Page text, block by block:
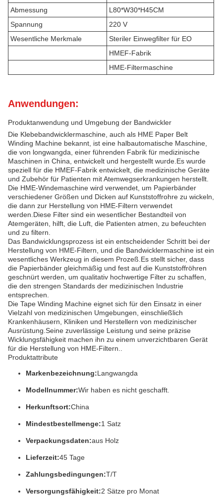
Abmessung
L80*W30*H45CM
Spannung
220 V
Wesentliche Merkmale
Steriler Einwegfilter für EO
HMEF-Fabrik
HME-Filtermaschine
Anwendungen:
Produktanwendung und Umgebung der Bandwickler
Die Klebebandwicklermaschine, auch als HME Paper Belt
Winding Machine bekannt, ist eine halbautomatische Maschine,
die von longwangda, einer führenden Fabrik für medizinische
Maschinen in China, entwickelt und hergestellt wurde.Es wurde
speziell für die HMEF-Fabrik entwickelt, die medizinische Geräte
und Zubehör für Patienten mit Atemwegserkrankungen herstellt.
Die HME-Windemaschine wird verwendet, um Papierbänder
verschiedener Größen und Dicken auf Kunststoffrohre zu wickeln,
die dann zur Herstellung von HME-Filtern verwendet
werden.Diese Filter sind ein wesentlicher Bestandteil von
Atemgeräten, hilft, die Luft, die Patienten atmen, zu befeuchten
und zu filtern.
Das Bandwicklungsprozess ist ein entscheidender Schritt bei der
Herstellung von HME-Filtern, und die Bandwicklermaschine ist ein
wesentliches Werkzeug in diesem Prozeß.Es stellt sicher, dass
die Papierbänder gleichmäßig und fest auf die Kunststoffröhren
geschnürt werden, um qualitativ hochwertige Filter zu schaffen,
die den strengen Standards der medizinischen Industrie
entsprechen.
Die Tape Winding Machine eignet sich für den Einsatz in einer
Vielzahl von medizinischen Umgebungen, einschließlich
Krankenhäusern, Kliniken und Herstellern von medizinischer
Ausrüstung.Seine zuverlässige Leistung und seine präzise
Wicklungsfähigkeit machen ihn zu einem unverzichtbaren Gerät
für die Herstellung von HME-Filtern..
Produktattribute
Markenbezeichnung:Langwangda
Modellnummer:Wir haben es nicht geschafft.
Herkunftsort:China
Mindestbestellmenge:1 Satz
Verpackungsdaten:aus Holz
Lieferzeit:45 Tage
Zahlungsbedingungen:T/T
Versorgungsfähigkeit:2 Sätze pro Monat